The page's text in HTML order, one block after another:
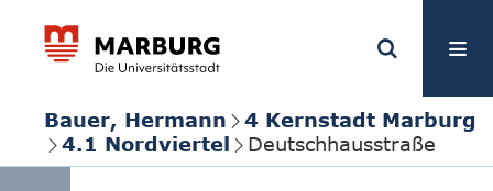
Bauer, Hermann
4 Kernstadt Marburg
4.1 Nordviertel
Deutschhausstraße